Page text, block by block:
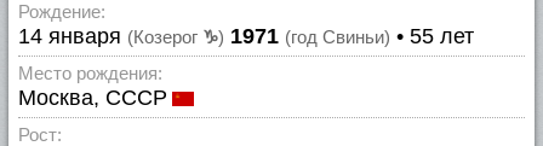
Рождение:
14 января (Козерог ♑) 1971 (год Свиньи) • 55 лет
Место рождения:
Москва, СССР
Рост: